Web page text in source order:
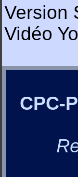
Version
Vidéo
CPC-